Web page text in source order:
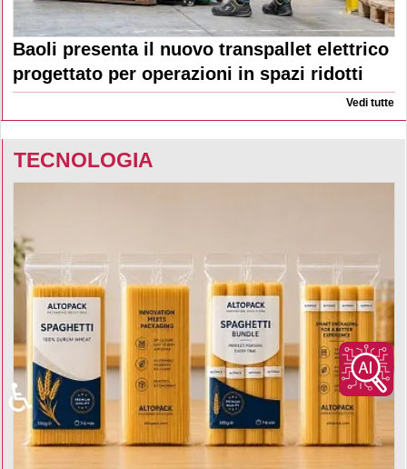
Baoli presenta il nuovo transpallet elettrico
progettato per operazioni in spazi ridotti
Vedi tutte
TECNOLOGIA